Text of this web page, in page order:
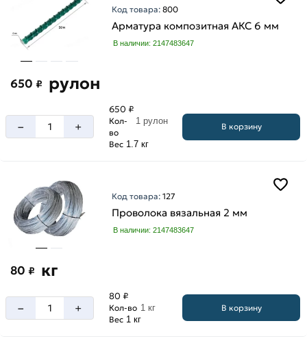
А500С
Код товара:800
Арматура композитная АКС 6 мм
В наличии: 2147483647
650 ₽ рулон
– +
650 ₽
Кол-
во
1 рулон
Вес 1.7 кг
В корзину
Код товара:127
Проволока вязальная 2 мм
В наличии: 2147483647
80 ₽ кг
– +
80 ₽
Кол-во 1 кг
Вес 1 кг
В корзину